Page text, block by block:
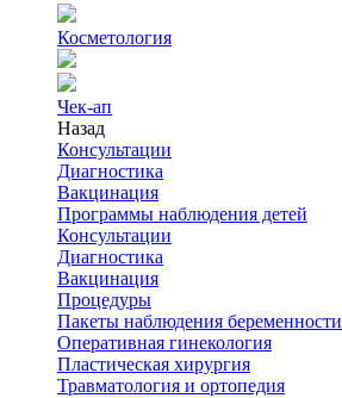
Косметология
Чек-ап
Назад
Консультации
Диагностика
Вакцинация
Программы наблюдения детей
Консультации
Диагностика
Вакцинация
Процедуры
Пакеты наблюдения беременности
Оперативная гинекология
Пластическая хирургия
Травматология и ортопедия